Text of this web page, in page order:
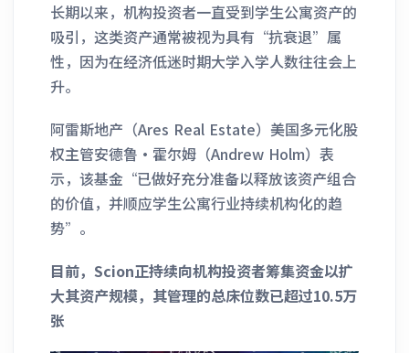
长期以来，机构投资者一直受到学生公寓资产的
吸引，这类资产通常被视为具有“抗衰退”属
性，因为在经济低迷时期大学入学人数往往会上
升。
阿雷斯地产（Ares Real Estate）美国多元化股
权主管安德鲁·霍尔姆（Andrew Holm）表
示，该基金“已做好充分准备以释放该资产组合
的价值，并顺应学生公寓行业持续机构化的趋
势”。
目前，Scion正持续向机构投资者筹集资金以扩
大其资产规模，其管理的总床位数已超过10.5万
张